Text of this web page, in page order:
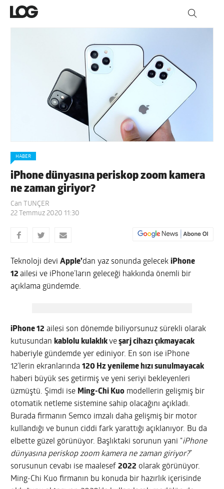
HABER
iPhone dünyasına periskop zoom kamera
ne zaman giriyor?
Can TUNÇER
22 Temmuz 2020 11:30
Teknoloji deviApple’dan yaz sonunda gelecekiPhone
12ailesi ve iPhone’ların geleceği hakkında önemli bir
açıklama gündemde.
iPhone 12 ailesi son dönemde biliyorsunuz sürekli olarak
kutusundan kablolu kulaklıkveşarj cihazı çıkmayacak
haberiyle gündemde yer ediniyor. En son ise iPhone
12’lerin ekranlarında120 Hz yenileme hızı sunulmayacak
haberi büyük ses getirmiş ve yeni seriyi bekleyenleri
üzmüştü. Şimdi ise Ming-Chi Kuo modellerin gelişmiş bir
otomatik netleme sistemine sahip olacağını açıkladı.
Burada firmanın Semco imzalı daha gelişmiş bir motor
kullandığı ve bunun ciddi fark yarattığı açıklanıyor. Bu da
elbette güzel görünüyor. Başlıktaki sorunun yani “iPhone
dünyasına periskop zoom kamera ne zaman giriyor?”
sorusunun cevabı ise maalesef2022 olarak görünüyor.
Ming-Chi Kuo firmanın bu konuda bir hazırlık içerisinde